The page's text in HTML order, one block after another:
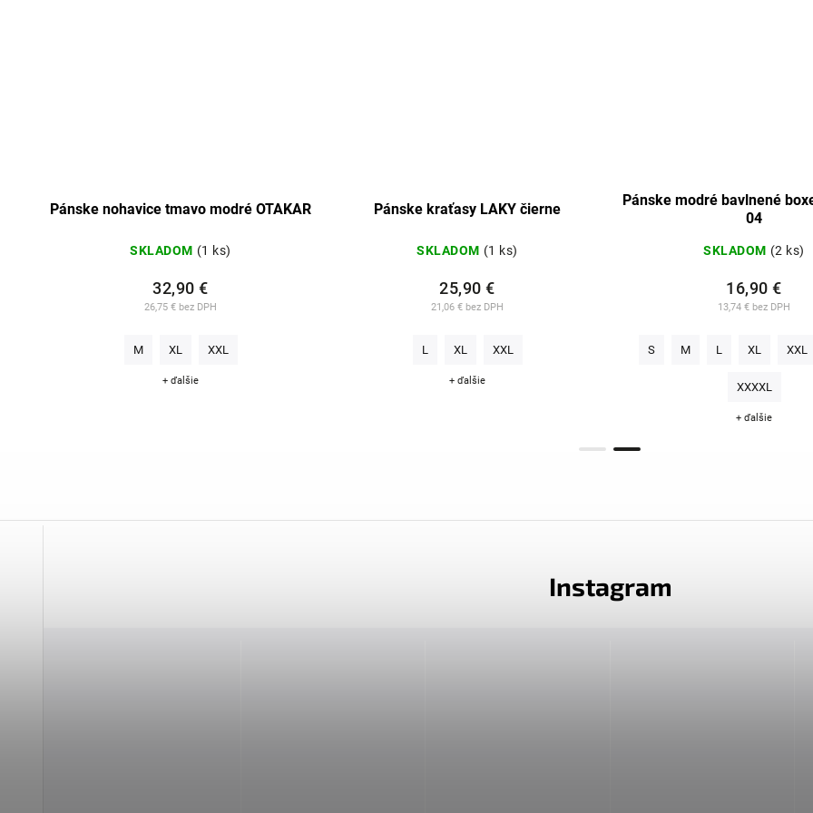
Pánske nohavice tmavo modré OTAKAR
SKLADOM (1 ks)
26,75 € bez DPH
32,90 €
M XL XXL
+ ďalšie
Pánske kraťasy LAKY čierne
SKLADOM (1 ks)
21,06 € bez DPH
25,90 €
L XL XXL
+ ďalšie
Pánske modré bavlnené
04
SKLADOM (2 ks)
13,74 € bez DPH
16,90 €
S M L XL XXL
XXXXL
+ ďalšie
Instagram